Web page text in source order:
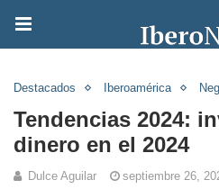
Destacados Iberoamérica
Tendencias 2024:
dinero en el 2024
Dulce Aguilar septiembre 26,